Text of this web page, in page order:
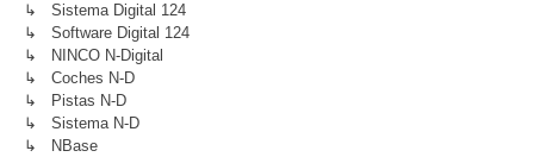
↳ Sistema Digital 124
↳ Software Digital 124
↳ NINCO N-Digital
↳ Coches N-D
↳ Pistas N-D
↳ Sistema N-D
↳ NBase